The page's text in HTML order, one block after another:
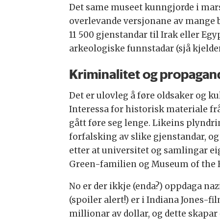
Det same museet kunngjorde i
overlevande versjonane av
11 500 gjenstandar til Irak eller
arkeologiske funnstadar (sjå
Kriminalitet og
Det er ulovleg å føre oldsaker og
Interessa for historisk materiale
gått føre seg lenge. Likeins
forfalsking av slike gjenstandar,
etter at universitet og samlingar
Green-familien og Museum of the
No er der ikkje (enda?) oppdaga
(spoiler alert!) er i Indiana Jones-
millionar av dollar, og dette